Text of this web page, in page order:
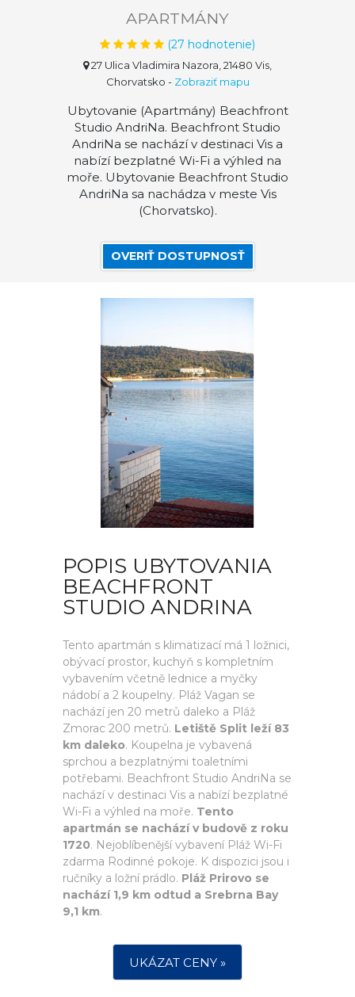
APARTMÁNY
(27 hodnotenie)
27 Ulica Vladimira Nazora, 21480 Vis,
Chorvatsko - Zobraziť mapu
Ubytovanie (Apartmány) Beachfront
Studio AndriNa. Beachfront Studio
AndriNa se nachází v destinaci Vis a
nabízí bezplatné Wi-Fi a výhled na
moře. Ubytovanie Beachfront Studio
AndriNa sa nachádza v meste Vis
(Chorvatsko).
OVERIŤ DOSTUPNOSŤ
POPIS UBYTOVANIA
BEACHFRONT
STUDIO ANDRINA
Tento apartmán s klimatizací má 1 ložnici,
obývací prostor, kuchyň s kompletním
vybavením včetně lednice a myčky
nádobí a 2 koupelny. Pláž Vagan se
nachází jen 20 metrů daleko a Pláž
Zmorac 200 metrů. Letiště Split leží 83
km daleko. Koupelna je vybavená
sprchou a bezplatnými toaletními
potřebami. Beachfront Studio AndriNa se
nachází v destinaci Vis a nabízí bezplatné
Wi-Fi a výhled na moře. Tento
apartmán se nachází v budově z roku
1720. Nejoblíbenější vybavení Pláž Wi-Fi
zdarma Rodinné pokoje. K dispozici jsou i
ručníky a ložní prádlo. Pláž Prirovo se
nachází 1,9 km odtud a Srebrna Bay
9,1 km.
UKÁZAT CENY »